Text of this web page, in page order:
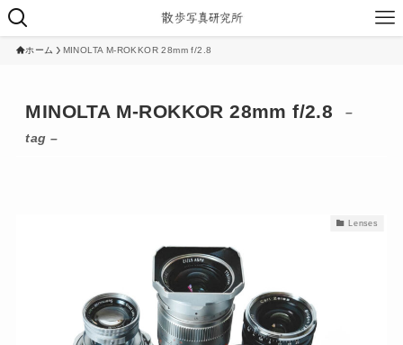
ホーム MINOLTA M-ROKKOR 28mm f/2.8
MINOLTA M-ROKKOR 28mm f/2.8
–
tag –
Lenses